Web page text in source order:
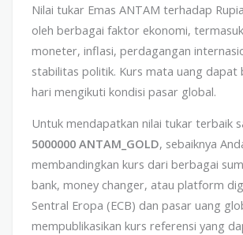
Nilai tukar Emas ANTAM terhadap
oleh berbagai faktor ekonomi,
moneter, inflasi, perdagangan
stabilitas politik. Kurs mata uang dapat
hari mengikuti kondisi pasar global.
Untuk mendapatkan nilai tukar terbaik
5000000 ANTAM_GOLD, sebaiknya
membandingkan kurs dari berbagai
bank, money changer, atau platform
Sentral Eropa (ECB) dan pasar uang
mempublikasikan kurs referensi yang